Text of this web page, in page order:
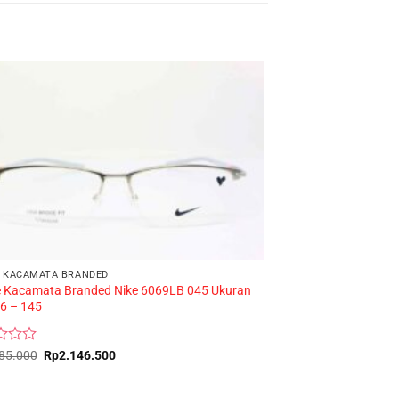
KACAMATA BRANDED
Kacamata Branded Nike 6069LB 045 Ukuran
– 145
Original
price
Rp2.146.500Current